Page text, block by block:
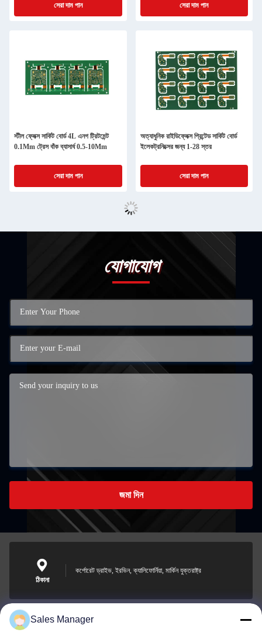
সেরা দাম পান সেরা দাম পান
স্টীল ফ্লেক্স সার্কিট বোর্ড 4L এনগ ট্রিটমেন্ট
0.1Mm ট্রেস বাঁক ব্যাসার্ধ 0.5-10Mm
সেরা দাম পান
অত্যাধুনিক রাইডিফ্লেক্স প্রিন্টেড সার্কিট বোর্ড
ইলেকট্রনিক্সের জন্য 1-28 স্তর
সেরা দাম পান
যোগাযোগ
জমা দিন
ঠিকানা
কর্পোরেট ড্রাইভ, ইরভিন, ক্যালিফোর্নিয়া, মার্কিন যুক্তরাষ্ট্র
Sales Manager